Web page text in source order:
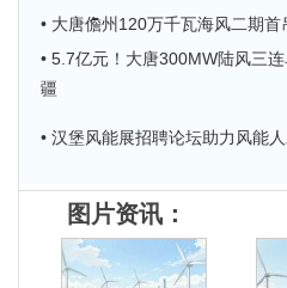
• 大唐儋州120万千瓦海风二期
• 5.7亿元！大唐300MW陆风三
疆
• 汉堡风能展招聘论坛助力风能
图片资讯：